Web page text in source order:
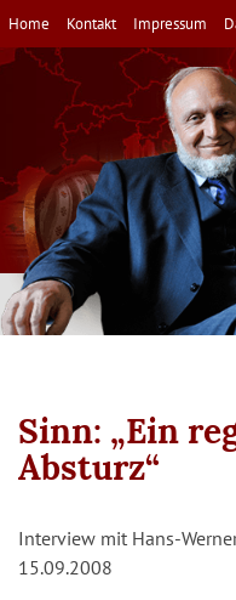
Direkt
zum
Inhalt
Home Kontakt Impressum
Sinn: „Ein
Absturz“
Interview mit Hans-
15.09.2008